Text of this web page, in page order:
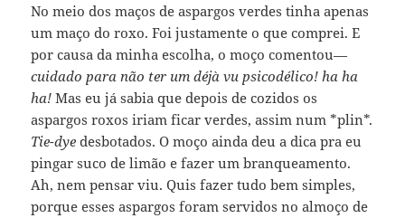
No meio dos maços de aspargos verdes tinha apenas
um maço do roxo. Foi justamente o que comprei. E
por causa da minha escolha, o moço comentou—
cuidado para não ter um déjà vu psicodélico! ha ha
ha! Mas eu já sabia que depois de cozidos os
aspargos roxos iriam ficar verdes, assim num *plin*.
Tie-dye desbotados. O moço ainda deu a dica pra eu
pingar suco de limão e fazer um branqueamento.
Ah, nem pensar viu. Quis fazer tudo bem simples,
porque esses aspargos foram servidos no almoço de